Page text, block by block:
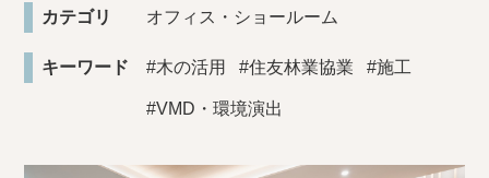
カテゴリ オフィス・ショールーム
キーワード #木の活用 #住友林業協業 #施工
#VMD・環境演出